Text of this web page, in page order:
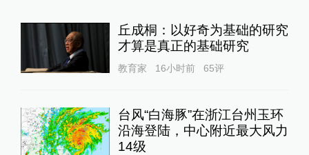
丘成桐：以好奇为基础的研究
才算是真正的基础研究
教育家 16小时前 65评
台风“白海豚”在浙江台州玉环
沿海登陆，中心附近最大风力
14级